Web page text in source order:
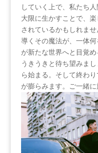
していく上で、私たち
大限に生かすことで、
されているかもしれま
導くその魔法が、一体
が新たな世界へと目覚
うきうきと待ち望みま
ら始まる。そして終わ
が膨らみます。ご一緒に